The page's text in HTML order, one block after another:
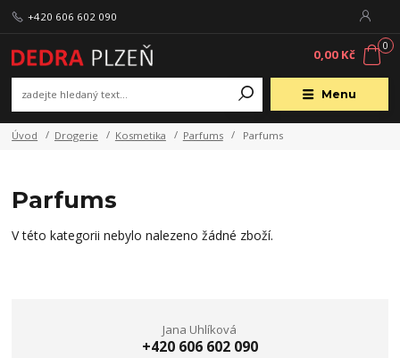
Menu
+420 606 602 090
0
0,00 Kč
Úvod Drogerie Kosmetika Parfums Parfums
Parfums
V této kategorii nebylo nalezeno žádné zboží.
Jana Uhlíková
+420 606 602 090